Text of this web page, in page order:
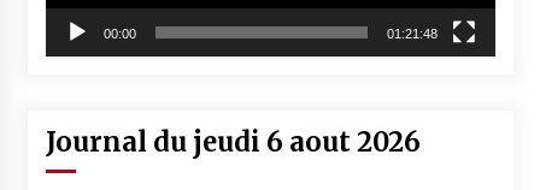
00:00 01:21:48
Journal du jeudi 6 aout 2026